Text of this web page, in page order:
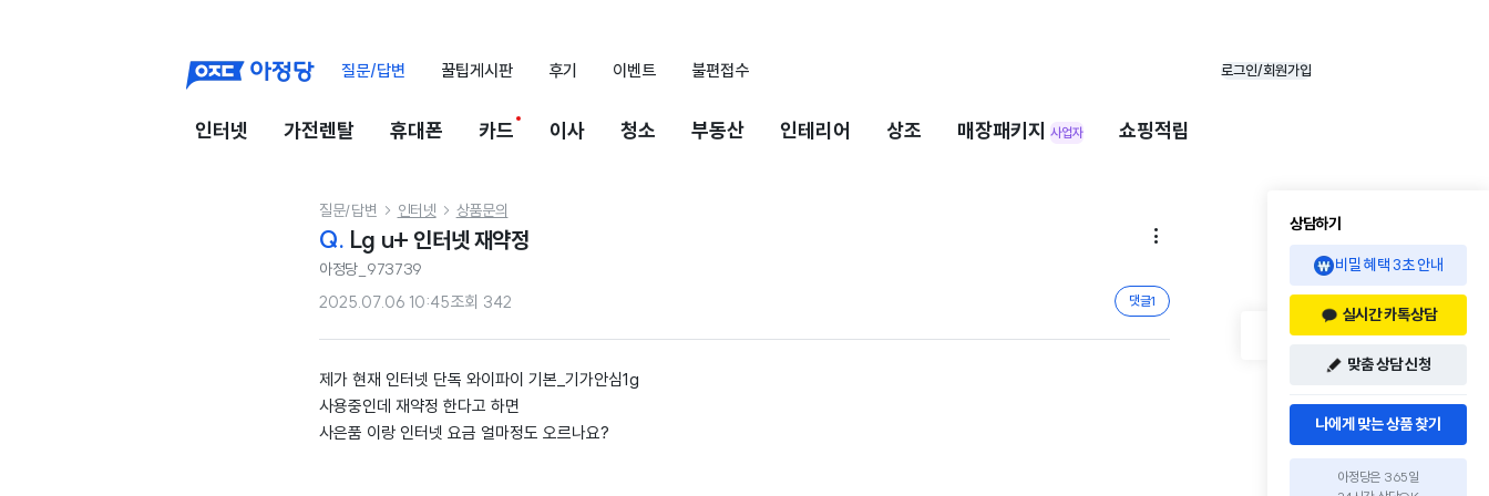
질문/답변 꿀팁게시판 후기 이벤트 불편접수 로그인/회원가입
인터넷 가전렌탈 휴대폰 카드 이사 청소 부동산 인테리어 상조 매장패키지 사업자 쇼핑적립
질문/답변  인터넷  상품문의
Q. Lg u+ 인터넷 재약정 
아정당_973739
2025.07.06 10:45조회 342 댓글1
제가 현재 인터넷 단독 와이파이 기본_기가안심1g
사용중인데 재약정 한다고 하면
사은품 이랑 인터넷 요금 얼마정도 오르나요?
상담하기
비밀 혜택 3초 안내
실시간 카톡상담
맞춤 상담 신청
나에게 맞는 상품 찾기
아정당은 365일